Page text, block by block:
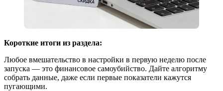
Короткие итоги из раздела:
Любое вмешательство в настройки в первую неделю после
запуска — это финансовое самоубийство. Дайте алгоритму
собрать данные, даже если первые показатели кажутся
пугающими.